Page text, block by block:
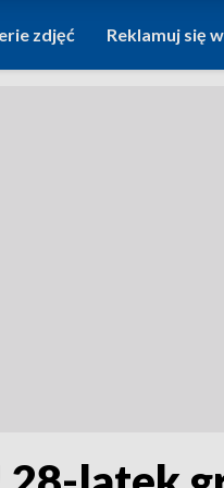
zdjęć Reklamuj się